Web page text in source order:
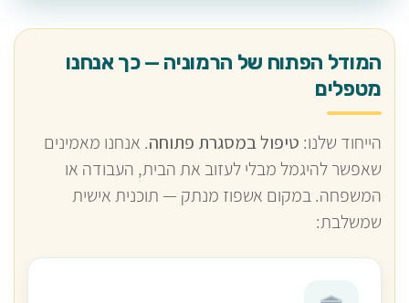
המודל הפתוח של הרמוניה — כך אנחנו
מטפלים
הייחוד שלנו: טיפול במסגרת פתוחה. אנחנו מאמינים
שאפשר להיגמל מבלי לעזוב את הבית, העבודה או
המשפחה. במקום אשפוז מנתק — תוכנית אישית
שמשלבת: